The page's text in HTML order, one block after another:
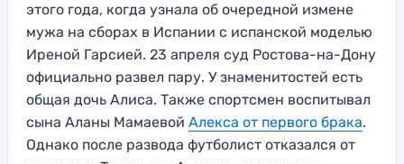
этого года, когда узнала об очередной измене
мужа на сборах в Испании с испанской моделью
Иреной Гарсией. 23 апреля суд Ростова-на-Дону
официально развел пару. У знаменитостей есть
общая дочь Алиса. Также спортсмен воспитывал
сына Аланы Мамаевой Алекса от первого брака.
Однако после развода футболист отказался от